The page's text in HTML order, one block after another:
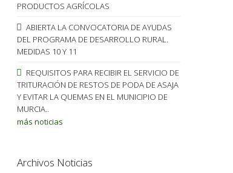
PRODUCTOS AGRÍCOLAS
ABIERTA LA CONVOCATORIA DE AYUDAS
DEL PROGRAMA DE DESARROLLO RURAL.
MEDIDAS 10 Y 11
REQUISITOS PARA RECIBIR EL SERVICIO DE
TRITURACIÓN DE RESTOS DE PODA DE ASAJA
Y EVITAR LA QUEMAS EN EL MUNICIPIO DE
MURCIA..
más noticias
Archivos Noticias